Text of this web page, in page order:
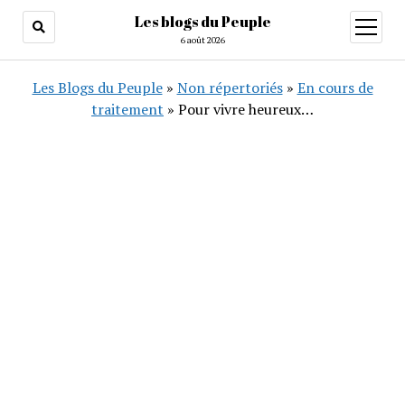
Les blogs du Peuple
6 août 2026
ouvrir
menu
Les Blogs du Peuple» Non répertoriés» En cours de
traitement » Pour vivre heureux…